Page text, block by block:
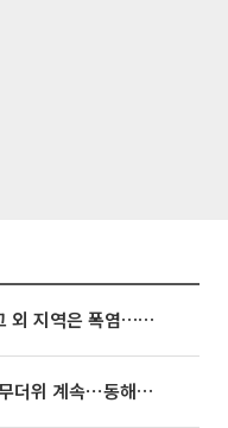
동해안은 시간당 80㎜ 폭우, 그 외 지역은 폭염…‘극과 극 날씨’
[내일 날씨] 폭염 한풀 꺾여도 무더위 계속⋯동해안 이틀 연속 비